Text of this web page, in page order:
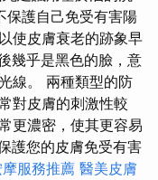
保護自己免受有害陽
使皮膚衰老的跡象早
幾乎是黑色的臉，意
線。 兩種類型的防
對皮膚的刺激性較
更濃密，使其更容易
護您的皮膚免受有害
服務推薦 醫美皮膚